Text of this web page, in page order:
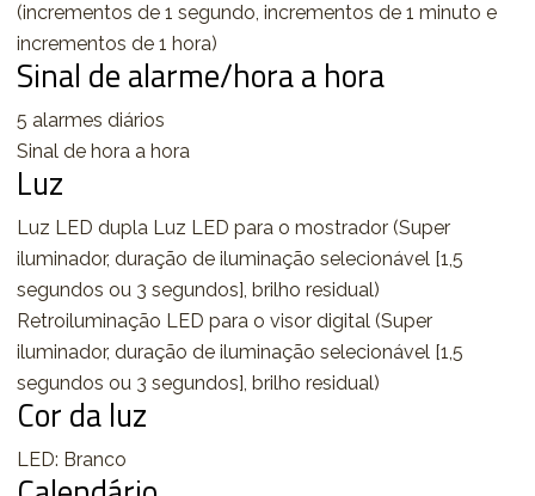
(incrementos de 1 segundo, incrementos de 1 minuto e
incrementos de 1 hora)
Sinal de alarme/hora a hora
5 alarmes diários
Sinal de hora a hora
Luz
Luz LED dupla Luz LED para o mostrador (Super
iluminador, duração de iluminação selecionável [1,5
segundos ou 3 segundos], brilho residual)
Retroiluminação LED para o visor digital (Super
iluminador, duração de iluminação selecionável [1,5
segundos ou 3 segundos], brilho residual)
Cor da luz
LED: Branco